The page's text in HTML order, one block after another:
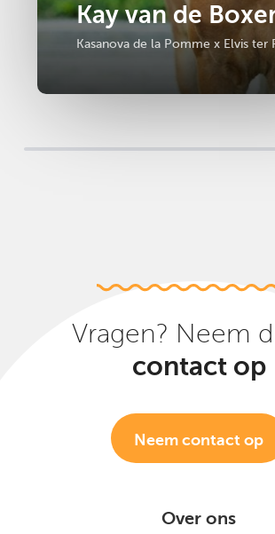
Kay van de
Kasanova de la Pomme x Elvis ter
Vragen? Neem
contact op
Neem contact op
Over ons